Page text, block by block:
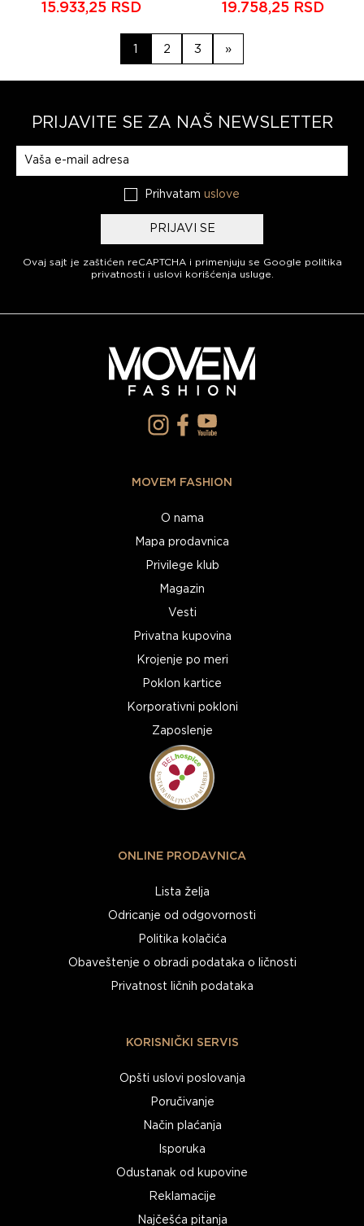
15.933,25 RSD 19.758,25 RSD
Strana
1
Strana
2
Strana
3 »
PRIJAVITE SE ZA NAŠ NEWSLETTER
Prihvatam uslove
PRIJAVI SE
Ovaj sajt je zaštićen reCAPTCHA i primenjuju se Google politika
privatnosti i uslovi korišćenja usluge
MOVEM FASHION
O nama
Mapa prodavnica
Privilege klub
Magazin
Vesti
Privatna kupovina
Krojenje po meri
Poklon kartice
Korporativni pokloni
Zaposlenje
ONLINE PRODAVNICA
Lista želja
Odricanje od odgovornosti
Politika kolačića
Obaveštenje o obradi podataka o ličnosti
Privatnost ličnih podataka
KORISNIČKI SERVIS
Opšti uslovi poslovanja
Poručivanje
Način plaćanja
Isporuka
Odustanak od kupovine
Reklamacije
Najčešća pitanja